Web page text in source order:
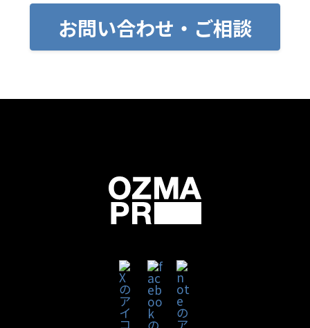
お問い合わせ・ご相談